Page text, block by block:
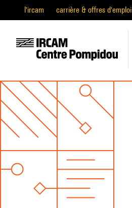
l'ircam carrière & offres d'emploi